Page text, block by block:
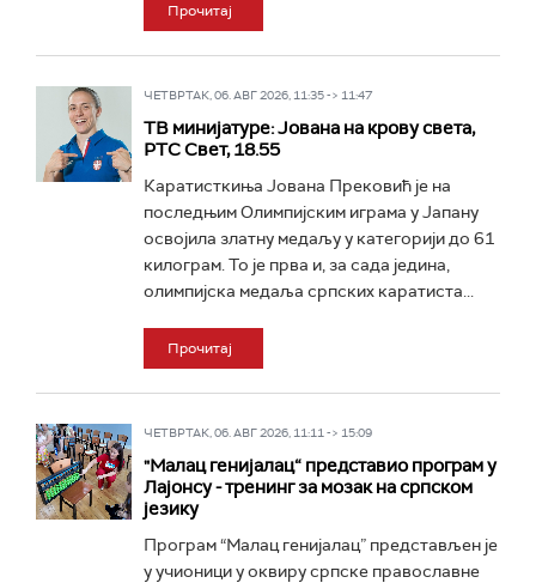
Прочитај
ЧЕТВРТАК, 06. АВГ 2026, 11:35 -> 11:47
ТВ минијатуре: Јована на крову света,
РТС Свет, 18.55
Каратисткиња Јована Прековић је на
последњим Олимпијским играма у Јапану
освојила златну медаљу у категорији до 61
килограм. То је прва и, за сада једина,
олимпијска медаља српских каратиста...
Прочитај
ЧЕТВРТАК, 06. АВГ 2026, 11:11 -> 15:09
"Малац генијалац“ представио програм у
Лајонсу - тренинг за мозак на српском
језику
Програм “Малац генијалац” представљен је
у учионици у оквиру српске православне